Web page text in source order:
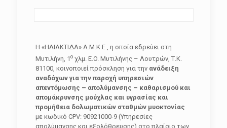
Η «ΗΛΙΑΚΤΙΔΑ» Α.Μ.Κ.Ε., η οποία εδρεύει στη
Μυτιλήνη, 1ο χλμ. E.O. Μυτιλήνης – Λουτρών, Τ.Κ.
81100, κοινοποιεί πρόσκληση για την ανάδειξη
αναδόχων για την παροχή υπηρεσιών
απεντόμωσης – απολύμανσης – καθαρισμού και
απομάκρυνσης μούχλας και υγρασίας και
προμήθεια δολωματικών σταθμών μυοκτονίας
με κωδικό CPV: 90921000-9 (Υπηρεσίες
απολύμανσης και εξολόθρευσης) στο πλαίσιο των